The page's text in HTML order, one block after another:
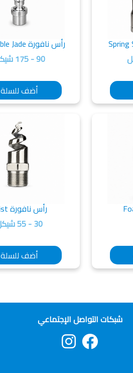
رأس نافورة Adjustable Jade
90 - 175 شيكل
أضف للسلة
رأس نافورة Mist
30 - 55 شيكل
أضف للسلة
شبكات التواصل الإجتماعي